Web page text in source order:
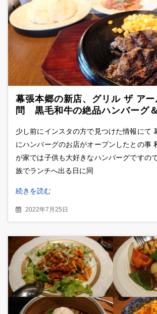
幕張本郷の新店、グリル ザ ア
問 黒毛和牛の絶品ハンバーグ
少し前にインスタの方で見つけた情報にて
にハンバーグのお店がオープンしたとの事
が家では子供も大好きなハンバーグですの
族でランチへ出る日に同
続きを読む
2022年7月25日